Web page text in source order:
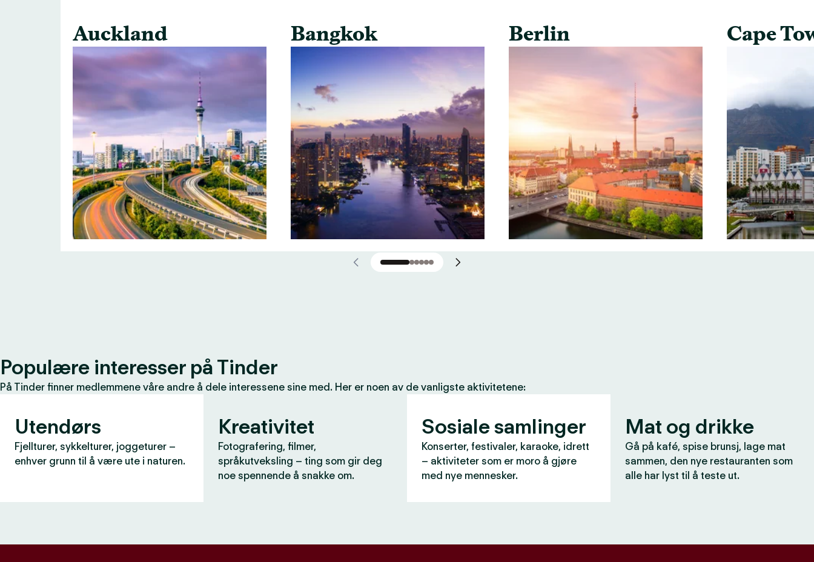
Auckland Bangkok Berlin Cape
Populære interesser på Tinder
På Tinder finner medlemmene våre andre å dele interessene sine med. Her er noen av de vanligste aktivitetene:
Utendørs
Fjellturer, sykkelturer, joggeturer –
enhver grunn til å være ute i naturen.
Kreativitet
Fotografering, filmer,
språkutveksling – ting som gir deg
noe spennende å snakke om.
Sosiale samlinger
Konserter, festivaler, karaoke, idrett
– aktiviteter som er moro å gjøre
med nye mennesker.
Mat og drikke
Gå på kafé, spise brunsj, lage mat
sammen, den nye restauranten som
alle har lyst til å teste ut.